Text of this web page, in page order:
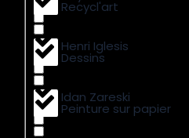
Henri Iglesis
Idan Zareski
Recycl'art
Dessins
Peinture sur papier